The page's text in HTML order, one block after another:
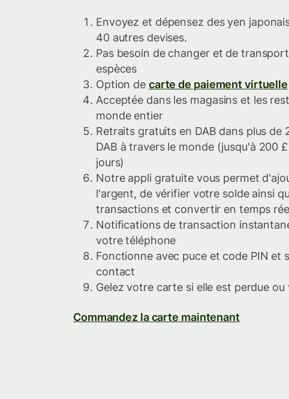
Envoyez et dépensez des yen
40 autres devises.
Pas besoin de changer et de
espèces
Option de carte de paiement virtuelle
Acceptée dans les magasins et les
monde entier
Retraits gratuits en DAB dans plus de
DAB à travers le monde (jusqu'à 200
jours)
Notre appli gratuite vous permet
l'argent, de vérifier votre solde ainsi
transactions et convertir en temps
Notifications de transaction
votre téléphone
Fonctionne avec puce et code PIN et
contact
Gelez votre carte si elle est perdue ou
Commandez la carte maintenant